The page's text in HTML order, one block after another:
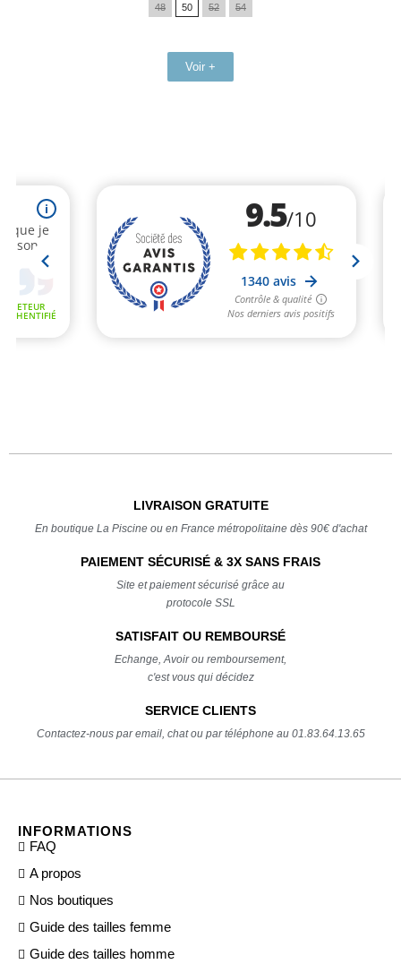
48 50 52 54
Voir +
LIVRAISON GRATUITE
En boutique La Piscine ou en France métropolitaine dès 90€ d'achat
PAIEMENT SÉCURISÉ & 3X SANS FRAIS
Site et paiement sécurisé grâce au
protocole SSL
SATISFAIT OU REMBOURSÉ
Echange, Avoir ou remboursement,
c'est vous qui décidez
SERVICE CLIENTS
Contactez-nous par email, chat ou par téléphone au 01.83.64.13.65
INFORMATIONS
FAQ
A propos
Nos boutiques
Guide des tailles femme
Guide des tailles homme